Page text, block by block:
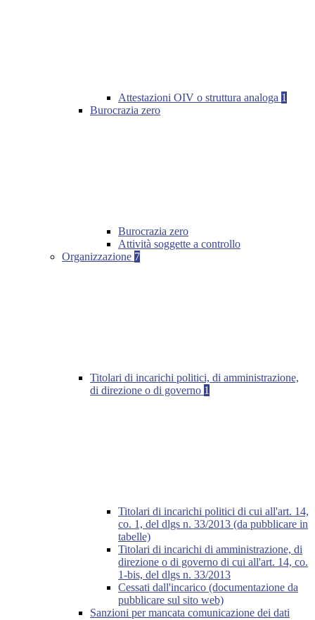
Attestazioni OIV o struttura analoga 1
Burocrazia zero
Burocrazia zero
Attività soggette a controllo
Organizzazione 7
Titolari di incarichi politici, di amministrazione,
di direzione o di governo 1
Titolari di incarichi politici di cui all'art. 14,
co. 1, del dlgs n. 33/2013 (da pubblicare in
tabelle)
Titolari di incarichi di amministrazione, di
direzione o di governo di cui all'art. 14, co.
1-bis, del dlgs n. 33/2013
Cessati dall'incarico (documentazione da
pubblicare sul sito web)
Sanzioni per mancata comunicazione dei dati